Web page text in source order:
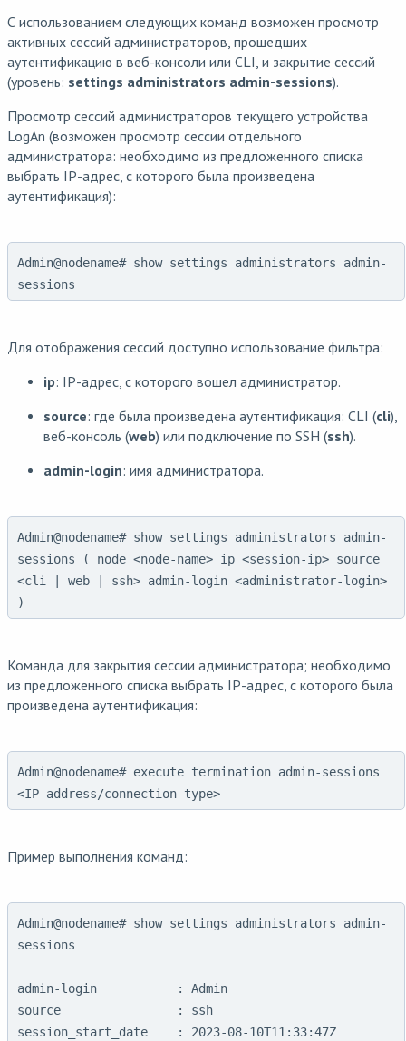
С использованием следующих команд возможен просмотр
активных сессий администраторов, прошедших
аутентификацию в веб-консоли или CLI, и закрытие сессий
(уровень: settings administrators admin-sessions).
Просмотр сессий администраторов текущего устройства
LogAn (возможен просмотр сессии отдельного
администратора: необходимо из предложенного списка
выбрать IP-адрес, с которого была произведена
аутентификация):
Admin@nodename# show settings administrators admin-
sessions
Для отображения сессий доступно использование фильтра:
ip: IP-адрес, с которого вошел администратор.
source: где была произведена аутентификация: CLI (cli),
веб-консоль (web) или подключение по SSH (ssh).
admin-login: имя администратора.
Admin@nodename# show settings administrators admin-
sessions ( node <node-name> ip <session-ip> source
<cli | web | ssh> admin-login <administrator-login>
)
Команда для закрытия сессии администратора; необходимо
из предложенного списка выбрать IP-адрес, с которого была
произведена аутентификация:
Admin@nodename# execute termination admin-sessions
<IP-address/connection type>
Пример выполнения команд:
Admin@nodename# show settings administrators admin-
sessions
admin-login           : Admin
source                : ssh
session_start_date    : 2023-08-10T11:33:47Z